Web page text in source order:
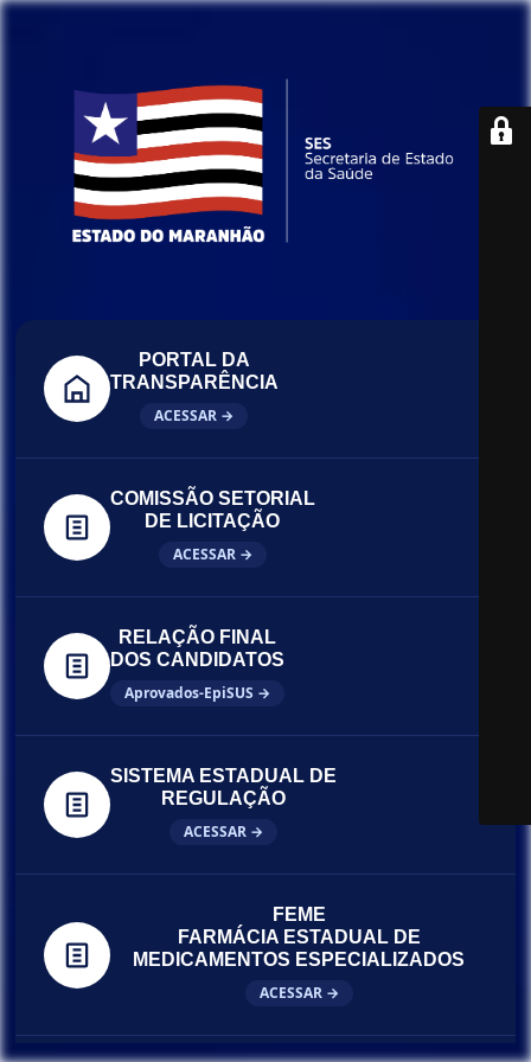
PORTAL DA
TRANSPARÊNCIA
ACESSAR →
COMISSÃO SETORIAL
DE LICITAÇÃO
ACESSAR →
RELAÇÃO FINAL
DOS CANDIDATOS
Aprovados-EpiSUS →
SISTEMA ESTADUAL DE
REGULAÇÃO
ACESSAR →
FEME
FARMÁCIA ESTADUAL DE
MEDICAMENTOS ESPECIALIZADOS
ACESSAR →